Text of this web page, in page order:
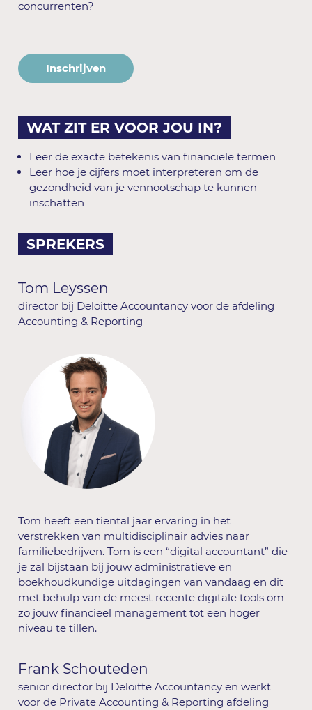
concurrenten?
Inschrijven
WAT ZIT ER VOOR JOU IN?
Leer de exacte betekenis van financiële termen
Leer hoe je cijfers moet interpreteren om de
gezondheid van je vennootschap te kunnen
inschatten
SPREKERS
Tom Leyssen
director bij Deloitte Accountancy voor de afdeling
Accounting & Reporting
Tom heeft een tiental jaar ervaring in het
verstrekken van multidisciplinair advies naar
familiebedrijven. Tom is een “digital accountant” die
je zal bijstaan bij jouw administratieve en
boekhoudkundige uitdagingen van vandaag en dit
met behulp van de meest recente digitale tools om
zo jouw financieel management tot een hoger
niveau te tillen.
Frank Schouteden
senior director bij Deloitte Accountancy en werkt
voor de Private Accounting & Reporting afdeling